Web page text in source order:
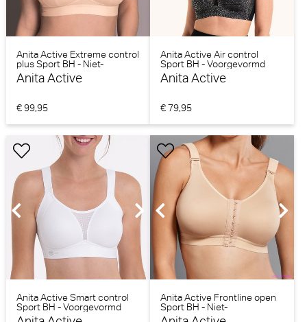
Anita Active Extreme control
plus Sport BH - Niet-
voorgevormd (Roze)
Anita Active
€ 99,95
Anita Active Air control
Sport BH - Voorgevormd
(Bubble grey)
Anita Active
€ 79,95
Anita Active Smart control
Sport BH - Voorgevormd
(Wit)
Anita Active Frontline open
Sport BH - Niet-
voorgevormd (Desert)